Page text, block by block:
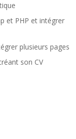
et PHP et intégrer
plusieurs pages
son CV